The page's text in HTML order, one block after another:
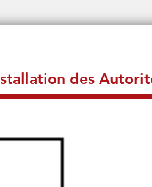
des